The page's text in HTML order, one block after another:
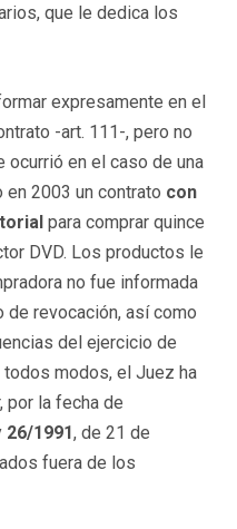
que le dedica los
expresamente en el
-art. 111-, pero no
ocurrió en el caso de una
2003 un contrato con
para comprar quince
DVD. Los productos le
no fue informada
revocación, así como
del ejercicio de
modos, el Juez ha
por la fecha de
26/1991, de 21 de
fuera de los